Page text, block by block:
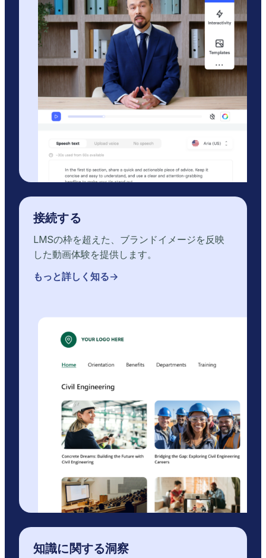
接続する
LMSの枠を超えた、ブランドイメージを反映
した動画体験を提供します。
もっと詳しく知る
知識に関する洞察